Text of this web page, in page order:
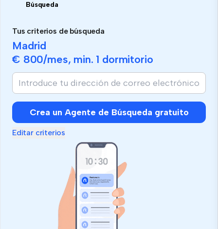
Búsqueda
Tus criterios de búsqueda
Madrid
€ 800/mes, min. 1 dormitorio
Crea un Agente de Búsqueda gratuito
Editar criterios